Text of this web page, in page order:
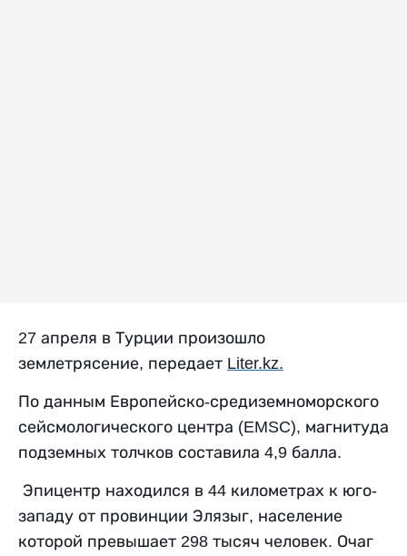
27 апреля в Турции произошло
землетрясение, передает Liter.kz.
По данным Европейско-средиземноморского
сейсмологического центра (EMSC), магнитуда
подземных толчков составила 4,9 балла.
Эпицентр находился в 44 километрах к юго-
западу от провинции Элязыг, население
которой превышает 298 тысяч человек. Очаг